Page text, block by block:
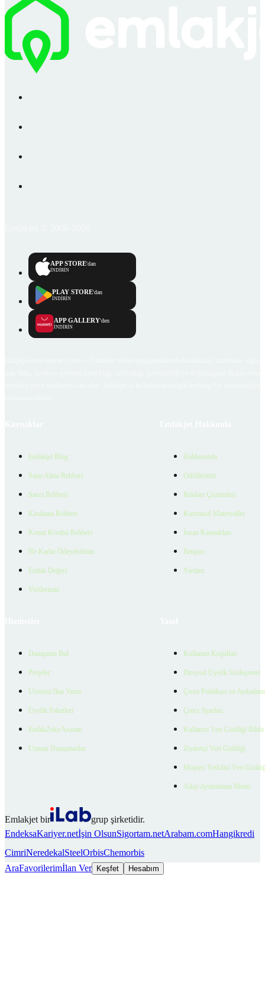
APP STORE'dan
İNDİRİN
PLAY STORE'dan
İNDİRİN
APP GALLERY'den
İNDİRİN
Emlakjet Blog
Satın Alma Rehberi
Satıcı Rehberi
Kiralama Rehberi
Konut Kredisi Rehberi
Ne Kadar Ödeyebilirim
Emlak Değeri
Verilerimiz
Hakkımızda
Ödüllerimiz
Reklam Çözümleri
Kurumsal Materyaller
İnsan Kaynakları
İletişim
Yardım
Danışman Bul
Projeler
Ücretsiz İlan Verin
Üyelik Paketleri
EmlakZeka Asistan
Uzman Danışmanlar
Kullanım Koşulları
Bireysel Üyelik Sözleşmesi
Çerez Politikası ve
Çerez Ayarları
Kullanıcı Veri Gizliliği
Ziyaretçi Veri Gizliliği
Müşteri Yetkilisi Veri
Aday Aydınlatma Metni
Emlakjet bir
grup şirketidir.
EndeksaKariyer.netİşin OlsunSigortam.netArabam.comHangikredi
CimriNeredekalSteelOrbisChemorbis
AraFavorilerimİlan Ver Keşfet Hesabım